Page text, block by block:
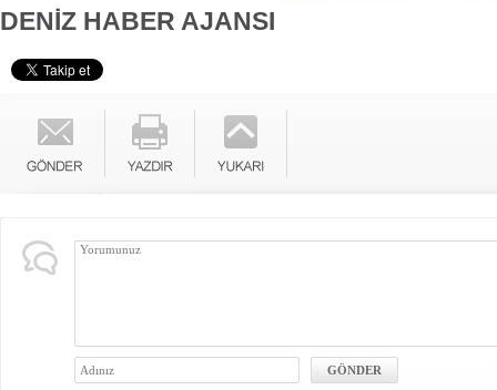
DENİZ HABER AJANSI